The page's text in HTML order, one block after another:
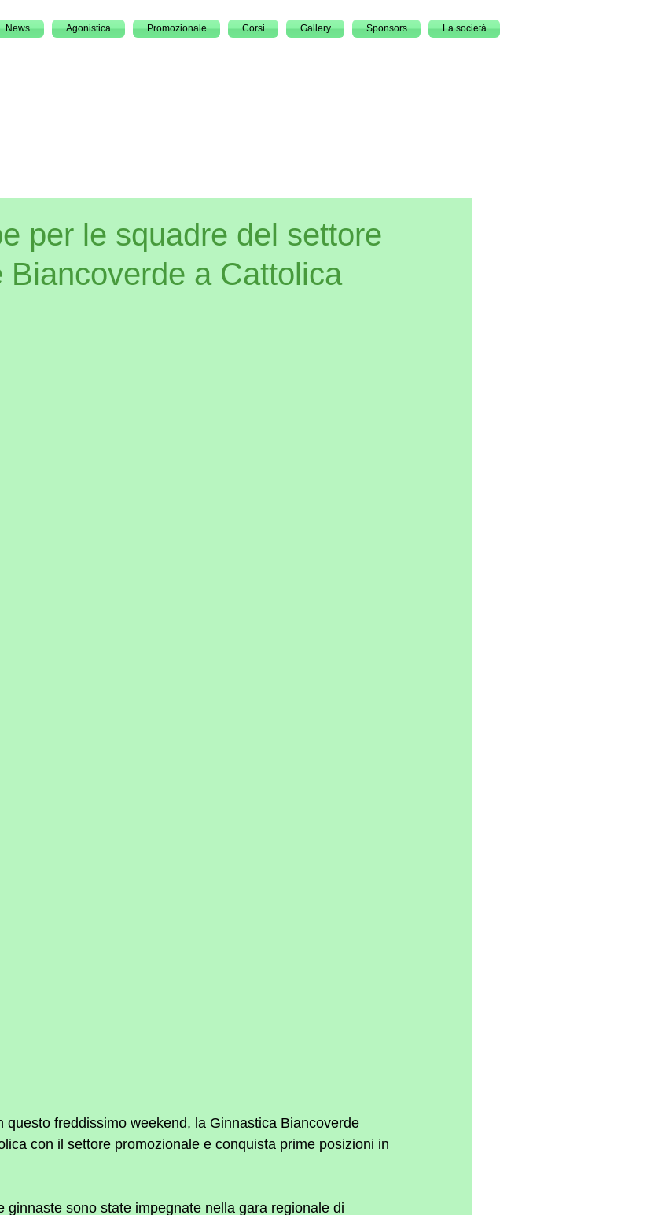
News Agonistica Promozionale Corsi Gallery Sponsors La società
per le squadre del settore
Biancoverde a Cattolica
questo freddissimo weekend, la Ginnastica Biancoverde
con il settore promozionale e conquista prime posizioni in
ginnaste sono state impegnate nella gara regionale di